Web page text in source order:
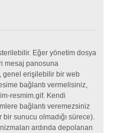
Eğer yönetim dosya
mesaj panosuna
genel erişilebilir bir web
bağlantı vermelisiniz,
resmim.gif. Kendi
bağlantı veremezsiniz
sunucu olmadığı sürece).
ardında depolanan